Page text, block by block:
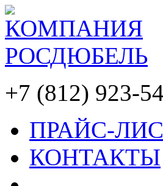
+7 (812) 923-
ПРАЙС-
КОНТАКТЫ